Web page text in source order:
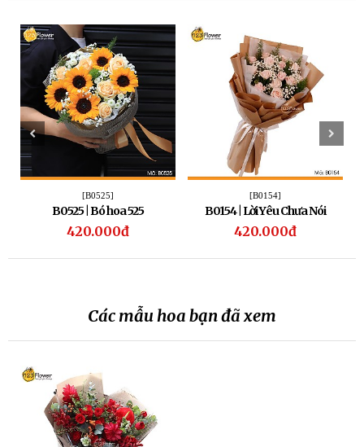
[B0525]
B0525 | Bó hoa 525
420.000đ
[B0154]
B0154 | Lời Yêu Chưa Nói
420.000đ
Các mẫu hoa bạn đã xem